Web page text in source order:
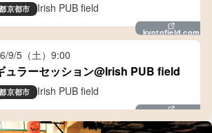
京都市 Irish PUB field
kyotofield.com
9/5（土） 9:00
ュラーセッション@Irish PUB field
京都市 Irish PUB field